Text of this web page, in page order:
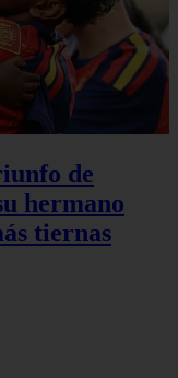
de
hermano
tiernas